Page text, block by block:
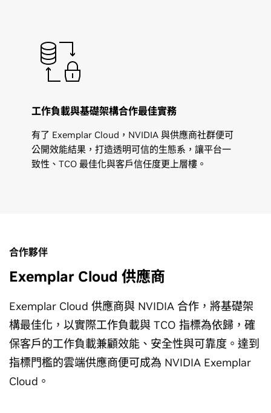
工作負載與基礎架構合作最佳實務
有了 Exemplar Cloud，NVIDIA 與供應商社群便可
公開效能結果，打造透明可信的生態系，讓平台一
致性、TCO 最佳化與客戶信任度更上層樓。
合作夥伴
Exemplar Cloud 供應商
Exemplar Cloud 供應商與 NVIDIA 合作，將基礎架
構最佳化，以實際工作負載與 TCO 指標為依歸，確
保客戶的工作負載兼顧效能、安全性與可靠度。達到
指標門檻的雲端供應商便可成為 NVIDIA Exemplar
Cloud。